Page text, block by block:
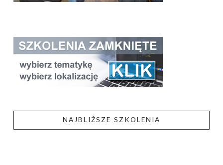
NAJBLIŻSZE SZKOLENIA